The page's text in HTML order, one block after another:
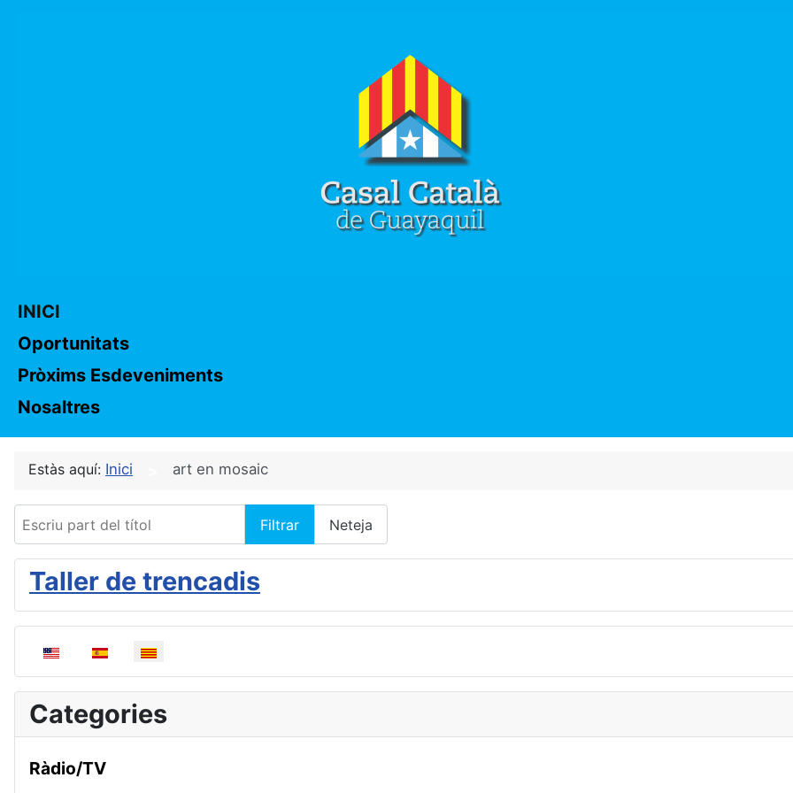
INICI
Oportunitats
Pròxims Esdeveniments
Nosaltres
Estàs aquí: Inici art en mosaic
Escriu part del títol
Filtrar Neteja
Taller de trencadis
Seleccioni el seu idioma
Categories
Ràdio/TV